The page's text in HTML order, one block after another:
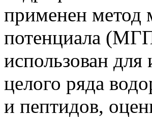
применен метод
потенциала
использован
целого ряда
и пептидов,